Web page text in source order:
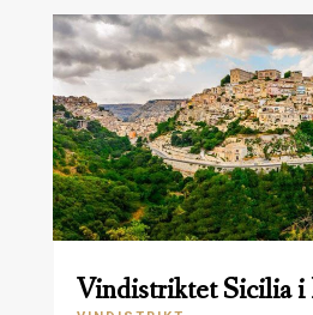
Vindistriktet Sicilia i